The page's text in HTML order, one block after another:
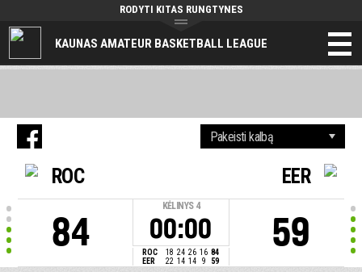
KAUNAS AMATEUR BASKETBALL LEAGUE
RODYTI KITAS RUNGTYNES
ROC
84
KĖLINYS 4
00:00
ROC 18 24 26 16 84
EER
22 14 14 9 59
EER
59